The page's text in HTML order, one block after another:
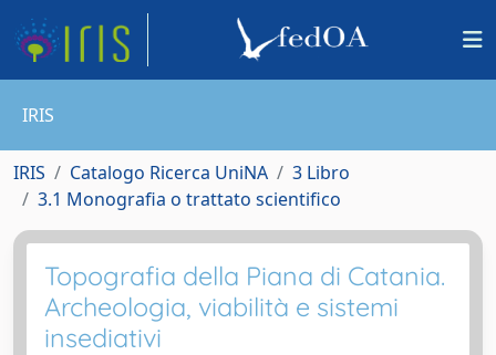
IRIS
IRIS Catalogo Ricerca UniNA
3 Libro
3.1 Monografia o trattato scientifico
Topografia della Piana di Catania.
Archeologia, viabilità e sistemi
insediativi